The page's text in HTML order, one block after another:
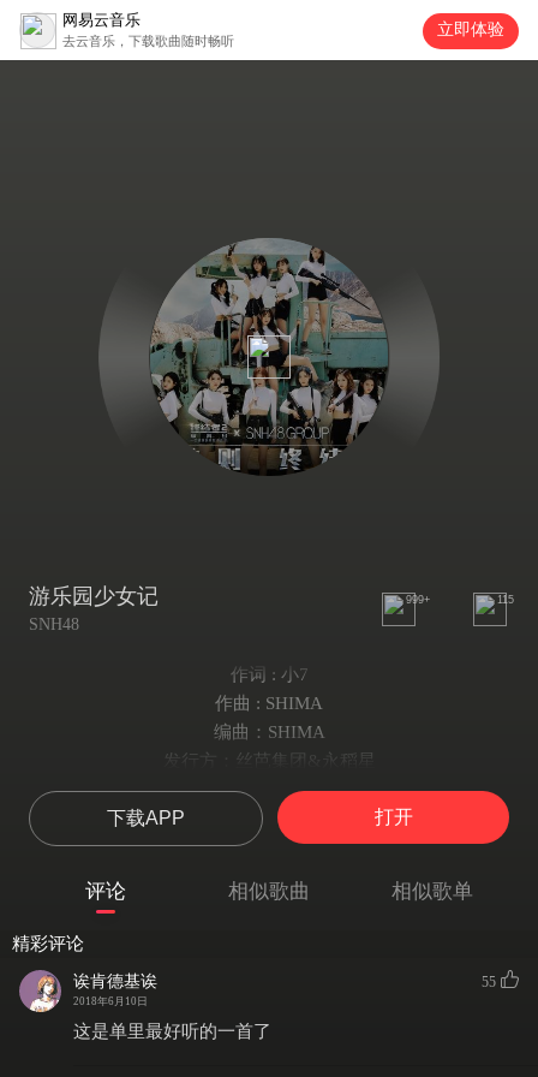
网易云音乐
去云音乐，下载歌曲随时畅听
立即体验
游乐园少女记
SNH48
999+ 115
作词 : 小7
作曲 : SHIMA
编曲：SHIMA
发行方：丝芭集团&永稻星
阳光下燃烧整个空间
热情填满世界
而你淘气的笑脸
天空在我眼前
成长中的孤单
下载APP 打开
评论 相似歌曲 相似歌单
精彩评论
诶肯德基诶
2018年6月10日
55
这是单里最好听的一首了